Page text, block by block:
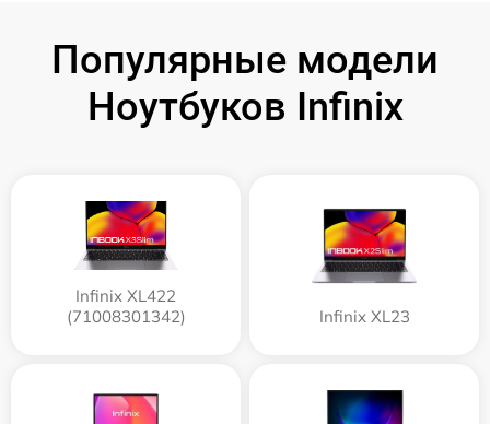
Популярные модели
Ноутбуков Infinix
Infinix XL422
(71008301342)
Infinix XL23